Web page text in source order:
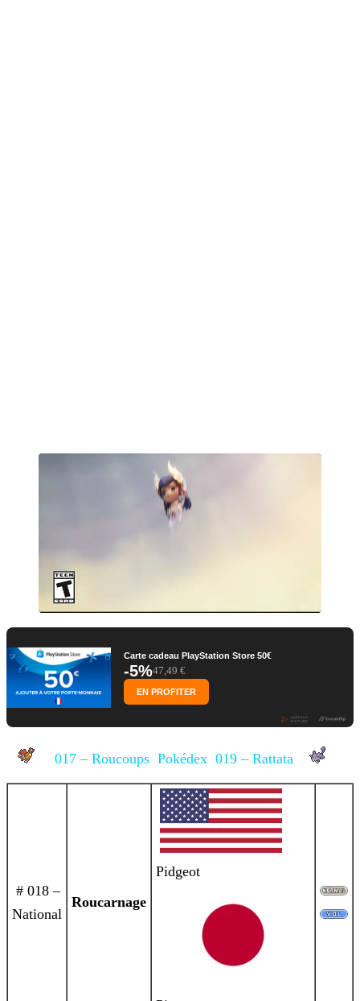
Carte cadeau PlayStation Store 50€
-5%47,49 €
EN PROFITER
017 – Roucoups Pokédex 019 – Rattata
# 018 –
National
Roucarnage
Pidgeot